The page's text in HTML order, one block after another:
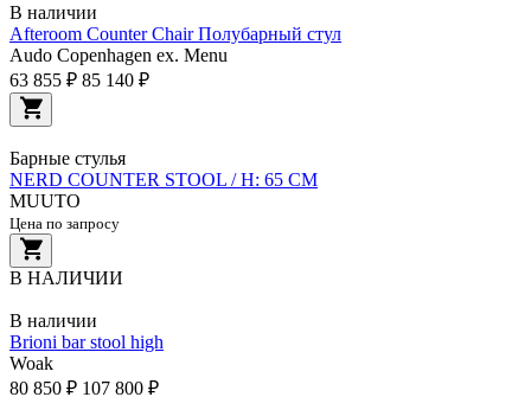
В наличии
Afteroom Counter Chair Полубарный стул
Audo Copenhagen ex. Menu
63 855 ₽ 85 140 ₽
Барные стулья
NERD COUNTER STOOL / H: 65 CM
MUUTO
Цена по запросу
В НАЛИЧИИ
В наличии
Brioni bar stool high
Woak
80 850 ₽ 107 800 ₽